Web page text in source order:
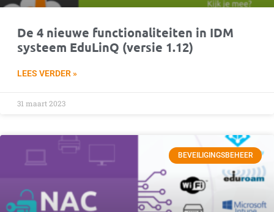
De 4 nieuwe functionaliteiten in IDM
systeem EduLinQ (versie 1.12)
LEES VERDER »
31 maart 2023
BEVEILIGINGSBEHEER